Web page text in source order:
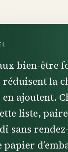
bien-être
la
ajoutent.
liste,
sans
papier